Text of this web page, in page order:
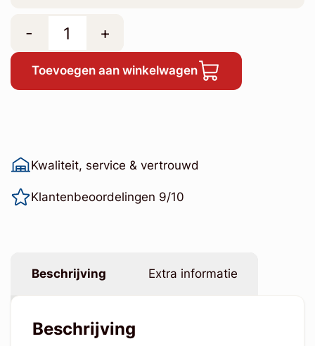
- +
Toevoegen aan winkelwagen
Kwaliteit, service & vertrouwd
Klantenbeoordelingen 9/10
Beschrijving Extra informatie
Beschrijving